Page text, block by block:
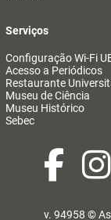
Serviços
Configuração Wi-Fi
Acesso a Periódicos
Restaurante
Museu de Ciência
Museu Histórico
Sebec
v. 94958 ©